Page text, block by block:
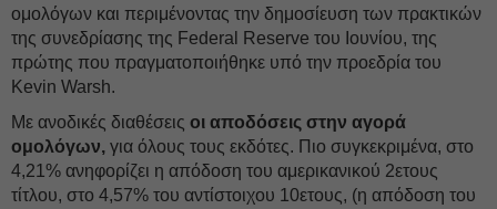
ομολόγων και περιμένοντας την δημοσίευση των πρακτικών
της συνεδρίασης της Federal Reserve του Ιουνίου, της
πρώτης που πραγματοποιήθηκε υπό την προεδρία του
Kevin Warsh.
Με ανοδικές διαθέσεις οι αποδόσεις στην αγορά
ομολόγων, για όλους τους εκδότες. Πιο συγκεκριμένα, στο
4,21% ανηφορίζει η απόδοση του αμερικανικού 2ετους
τίτλου, στο 4,57% του αντίστοιχου 10ετους, (η απόδοση του